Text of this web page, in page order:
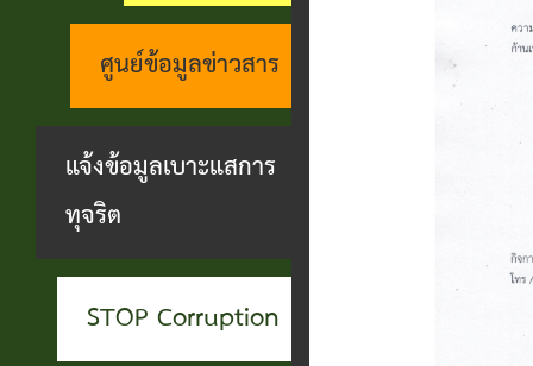
ทุกข์
ตรวจ
สอบ
ชื่อ
ช่าง
กอง
สาธารณสุข
และสิ่ง
แวดล้อม
รบ.อำนวย
ความ
สะดวกฯ
บุคคล
ที่น่า
ยกย่อง
การ
บุคคล
ช่อง
ทางการ
รับฟัง
ความ
ศูนย์ข้อมูลข่าวสาร
แจ้งข้อมูลเบาะแสการ
ทุจริต
STOP Corruption